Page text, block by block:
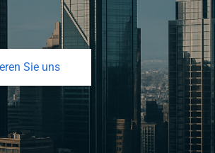
Sie uns